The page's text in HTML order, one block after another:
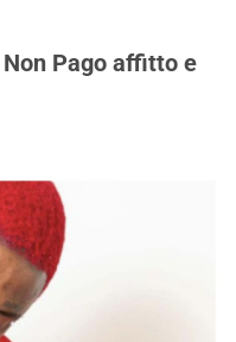
Pago affitto e